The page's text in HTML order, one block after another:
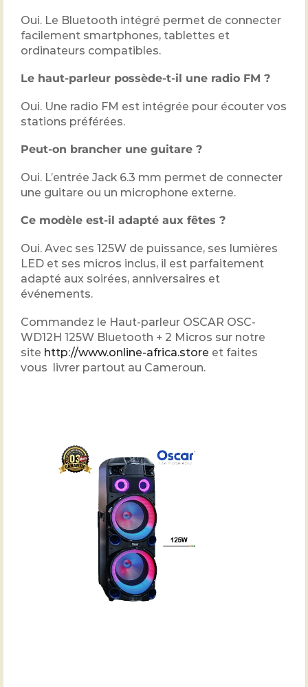
Oui. Le Bluetooth intégré permet de connecter
facilement smartphones, tablettes et
ordinateurs compatibles.
Le haut-parleur possède-t-il une radio FM ?
Oui. Une radio FM est intégrée pour écouter vos
stations préférées.
Peut-on brancher une guitare ?
Oui. L’entrée Jack 6.3 mm permet de connecter
une guitare ou un microphone externe.
Ce modèle est-il adapté aux fêtes ?
Oui. Avec ses 125W de puissance, ses lumières
LED et ses micros inclus, il est parfaitement
adapté aux soirées, anniversaires et
événements.
Commandez le Haut-parleur OSCAR OSC-
WD12H 125W Bluetooth + 2 Micros sur notre
site http://www.online-africa.store et faites
vous livrer partout au Cameroun.